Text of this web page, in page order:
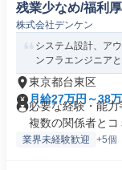
残業少なめ/福利
株式会社デンケン
システム設計、ア
ンフラエンジニア
東京都台東区
月給27万円～38
必要な経験・能
複数の関係者とコ
業界未経験歓迎 +5個